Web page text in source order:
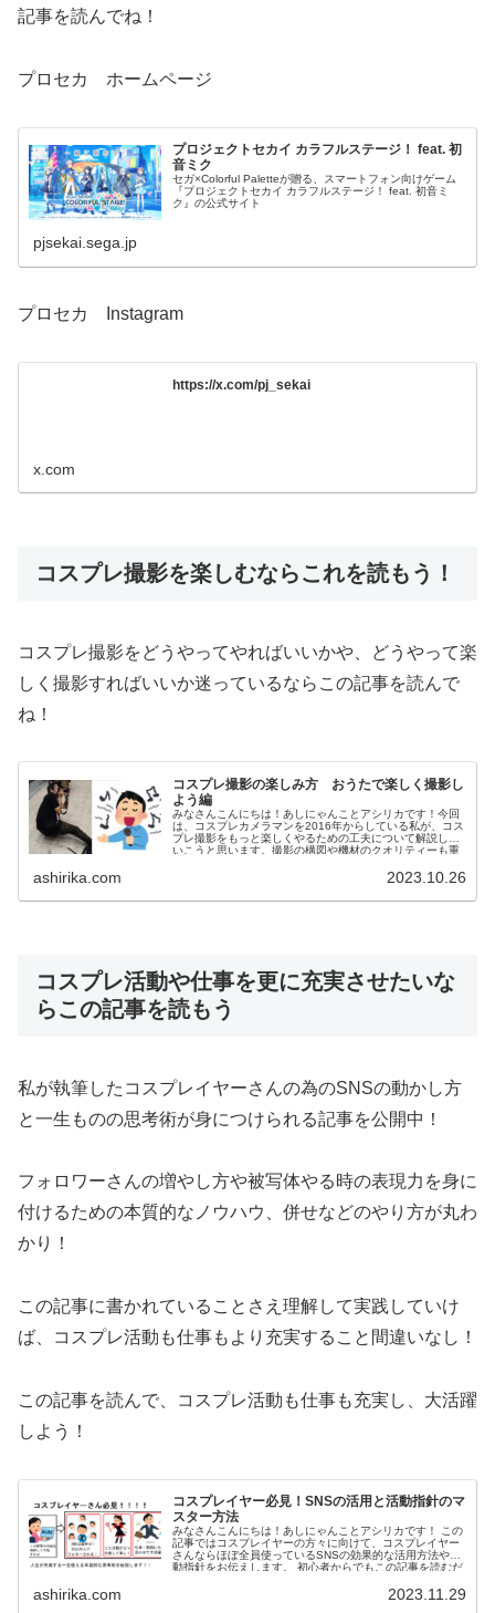
記事を読んでね！
プロセカ ホームページ
プロジェクトセカイ カラフルステージ！ feat. 初
音ミク
セガ×Colorful Paletteが贈る、スマートフォン向けゲーム
『プロジェクトセカイ カラフルステージ！ feat. 初音ミ
ク』の公式サイト
pjsekai.sega.jp
プロセカ Instagram
https://x.com/pj_sekai
x.com
コスプレ撮影を楽しむならこれを読もう！
コスプレ撮影をどうやってやればいいかや、どうやって楽
しく撮影すればいいか迷っているならこの記事を読んで
ね！
コスプレ撮影の楽しみ方 おうたで楽しく撮影し
よう編
みなさんこんにちは！あしにゃんことアシリカです！今回
は、コスプレカメラマンを2016年からしている私が、コス
プレ撮影をもっと楽しくやるための工夫について解説して
いこうと思います。撮影の構図や機材のクオリティーも重
ashirika.com 2023.10.26
コスプレ活動や仕事を更に充実させたいな
らこの記事を読もう
私が執筆したコスプレイヤーさんの為のSNSの動かし方
と一生ものの思考術が身につけられる記事を公開中！
フォロワーさんの増やし方や被写体やる時の表現力を身に
付けるための本質的なノウハウ、併せなどのやり方が丸わ
かり！
この記事に書かれていることさえ理解して実践していけ
ば、
コスプレ活動も仕事もより充実すること間違いなし！
この記事を読んで、コスプレ活動も仕事も充実し、 大活躍
しよう！
コスプレイヤー必見！SNSの活用と活動指針のマ
スター方法
みなさんこんにちは！あしにゃんことアシリカです！ この
記事ではコスプレイヤーの方々に向けて、コスプレイヤー
さんならほぼ全員使っているSNSの効果的な活用方法や活
動指針をお伝えします。 初心者からでもこの記事を読むだ
ashirika.com 2023.11.29